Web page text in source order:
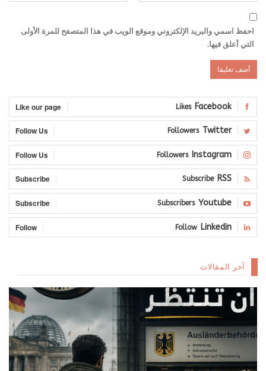
احفظ اسمي والبريد الإلكتروني وموقع الويب في هذا المتصفح للمرة الأولى
التي أعلق فيها.
Facebook
Likes
Like our page
Twitter
Followers
Follow Us
Instagram
Followers
Follow Us
RSS
Subscribe
Subscribe
Youtube
Subscribers
Subscribe
Linkedin
Follow
Follow
آخر المقالات